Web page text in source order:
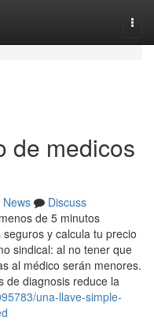
de medicos
News
Discuss
de 5 minutos
y calcula tu precio
sindical: al no tener que
al médico serán menores.
de diagnosis reduce la
una-llave-simple-